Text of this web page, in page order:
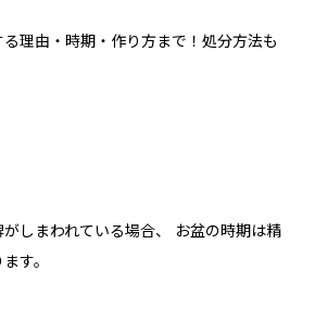
理由・時期・作り方まで！処分方法も
しまわれている場合、 お盆の時期は精
す。